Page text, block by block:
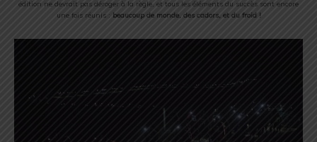
édition ne devrait pas déroger à la règle, et tous les éléments du succès sont encore
une fois réunis : beaucoup de monde, des cadors, et du froid !